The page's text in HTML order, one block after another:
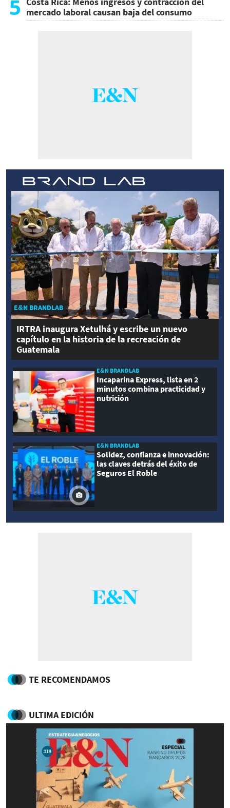
5 mercado laboral causan baja del consumo
E&N BRANDLAB
IRTRA inaugura Xetulhá y escribe un nuevo
capítulo en la historia de la recreación de
Guatemala
E&N BRANDLAB
Incaparina Express, lista en 2
minutos combina practicidad y
nutrición
E&N BRANDLAB
Solidez, confianza e innovación:
las claves detrás del éxito de
Seguros El Roble
TE RECOMENDAMOS
ULTIMA EDICIÓN